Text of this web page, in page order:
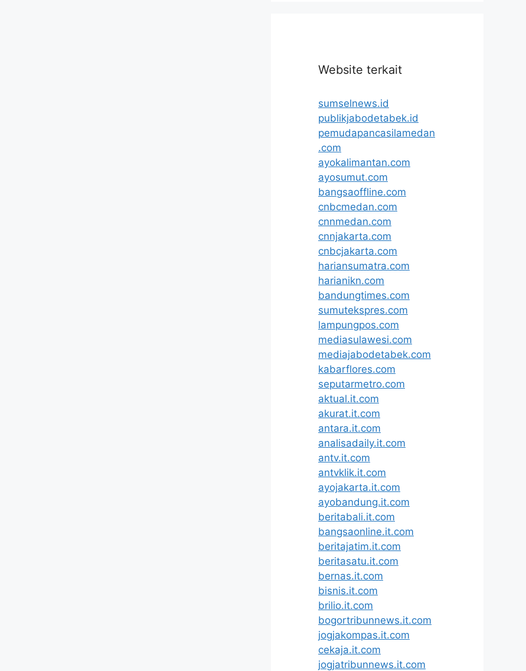
Website terkait
sumselnews.id
publikjabodetabek.id
pemudapancasilamedan
.com
ayokalimantan.com
ayosumut.com
bangsaoffline.com
cnbcmedan.com
cnnmedan.com
cnnjakarta.com
cnbcjakarta.com
hariansumatra.com
harianikn.com
bandungtimes.com
sumutekspres.com
lampungpos.com
mediasulawesi.com
mediajabodetabek.com
kabarflores.com
seputarmetro.com
aktual.it.com
akurat.it.com
antara.it.com
analisadaily.it.com
antv.it.com
antvklik.it.com
ayojakarta.it.com
ayobandung.it.com
beritabali.it.com
bangsaonline.it.com
beritajatim.it.com
beritasatu.it.com
bernas.it.com
bisnis.it.com
brilio.it.com
bogortribunnews.it.com
jogjakompas.it.com
cekaja.it.com
jogjatribunnews.it.com